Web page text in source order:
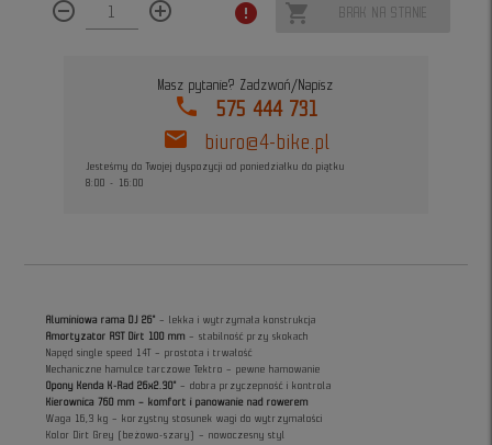
remove_circle_outline add_circle_outline error shopping_cart BRAK NA STANIE
Masz pytanie? Zadzwoń/Napisz
phone 575 444 731
mail biuro@4-bike.pl
Jesteśmy do Twojej dyspozycji od poniedziałku do piątku
8:00 - 16:00
Aluminiowa rama DJ 26" – lekka i wytrzymała konstrukcja
Amortyzator RST Dirt 100 mm – stabilność przy skokach
Napęd single speed 14T – prostota i trwałość
Mechaniczne hamulce tarczowe Tektro – pewne hamowanie
Opony Kenda K-Rad 26x2.30" – dobra przyczepność i kontrola
Kierownica 760 mm – komfort i panowanie nad rowerem
Waga 16,3 kg – korzystny stosunek wagi do wytrzymałości
Kolor Dirt Grey (beżowo-szary) – nowoczesny styl